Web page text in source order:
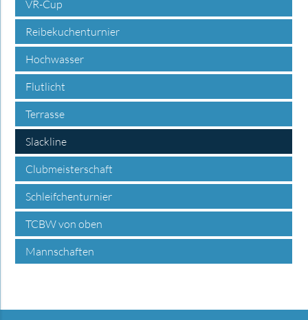
VR-Cup
Reibekuchenturnier
Hochwasser
Flutlicht
Terrasse
Slackline
Clubmeisterschaft
Schleifchenturnier
TCBW von oben
Mannschaften